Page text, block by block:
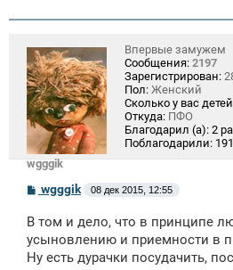
wgggik
Впервые замужем
Сообщения: 2197
Зарегистрирован:
Пол: Женский
Сколько у вас
Откуда: ПФО
Благодарил (а): 2
Поблагодарили:
С
о
б
щ
н
wgggik 08 дек 2015, 12:55
В том и дело, что в принципе
усыновлению и приемности в
Ну есть дурачки посудачить,